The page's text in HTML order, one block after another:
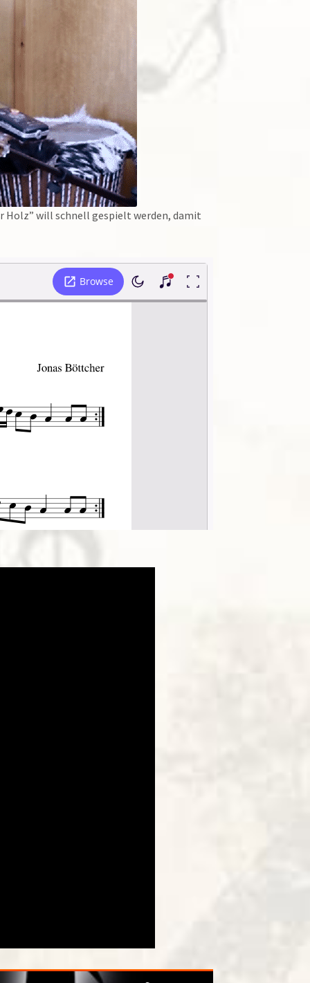
Holz” will schnell gespielt werden, damit